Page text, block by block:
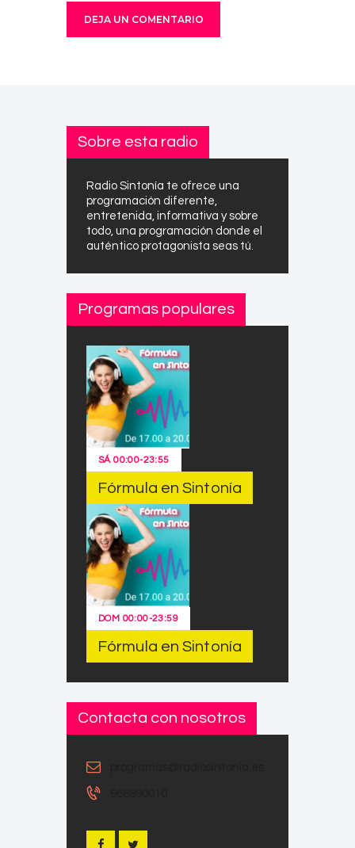
Sobre esta radio
Radio Sintonía te ofrece una
programación diferente,
entretenida, informativa y sobre
todo, una programación donde el
auténtico protagonista seas tú.
Programas populares
SÁ00:00-23:55
Fórmula en Sintonía
DOM 00:00-23:59
Fórmula en Sintonía
Contacta con nosotros